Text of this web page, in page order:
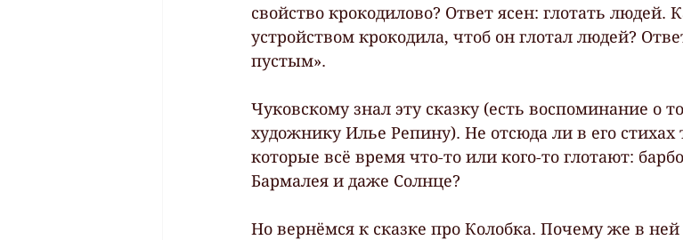
свойство крокодилово? Ответ ясен: глотать людей.
устройством крокодила, чтоб он глотал людей?
пустым».
Чуковскому знал эту сказку (есть воспоминание о
художнику Илье Репину). Не отсюда ли в его стихах
которые всё время что-то или кого-то глотают:
Бармалея и даже Солнце?
Но вернёмся к сказке про Колобка. Почему же в